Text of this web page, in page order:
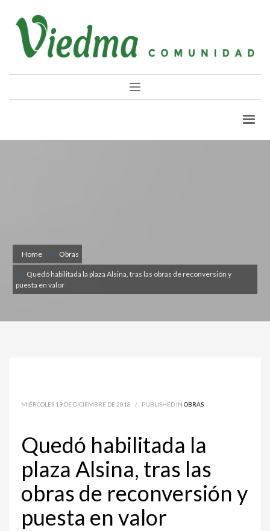
Home Obras
Quedó habilitada la plaza Alsina, tras las obras de reconversión y
puesta en valor
MIÉRCOLES 19 DE DICIEMBRE DE 2018 / PUBLISHED IN OBRAS
Quedó habilitada la
plaza Alsina, tras las
obras de reconversión y
puesta en valor